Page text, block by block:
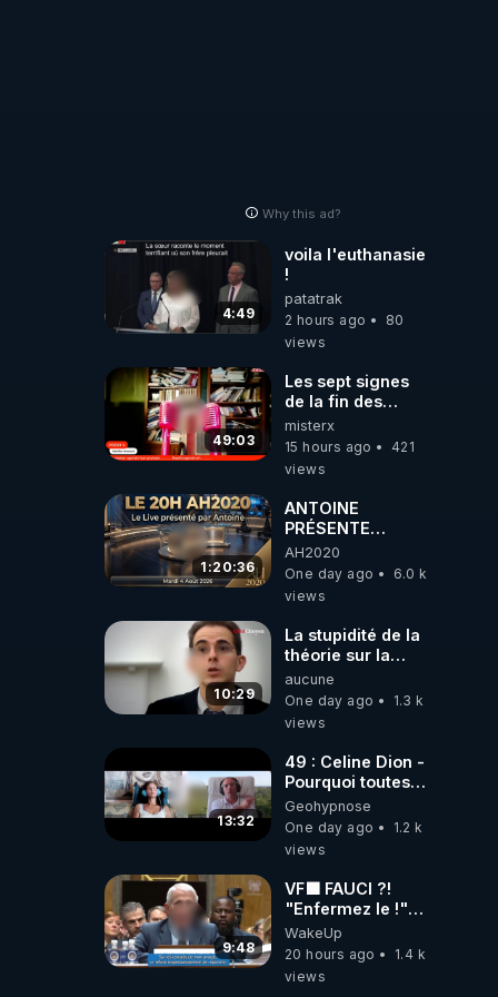
Why this ad?
4:49
voila l'euthanasie
!
patatrak
2 hours ago
80
views
49:03
Les sept signes
de la fin des
temps selon
l’intervenant
misterx
15 hours ago
421
views
1:20:36
ANTOINE
PRÉSENTE
AH2020 LE LIVE
20H ***DU
04/08/2026***
RÉVEIL EST EN
MARCHE 📷
AH2020
One day ago
6.0 k
views
10:29
La stupidité de la
théorie sur la
responsabilité de
l’homme
concernant le
carbone.
aucune
One day ago
1.3 k
views
13:32
49 : Celine Dion -
Pourquoi toutes
ces rumeurs ?
Enquête sous
hypnose
Geohypnose
One day ago
1.2 k
views
9:48
VF🟩 FAUCI ?!
"Enfermez le !"
(Lock him up!) -
Quartz Traduction
WakeUp
20 hours ago
1.4 k
views